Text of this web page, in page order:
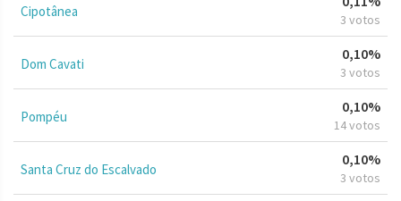
Cipotânea 3 votos
Dom Cavati
0,10%
3 votos
Pompéu
0,10%
14 votos
Santa Cruz do Escalvado
0,10%
3 votos